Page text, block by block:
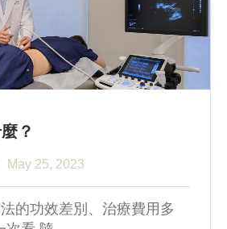
？
May 25, 2023
的功效差別、治療費用多